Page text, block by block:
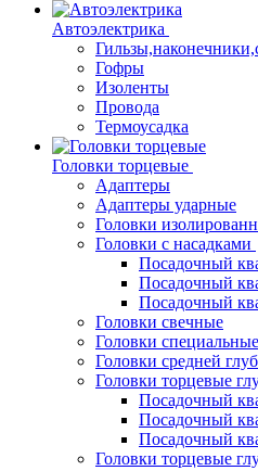
Автоэлектрика
Гофры
Изоленты
Провода
Термоусадка
Головки торцевые
Адаптеры
Адаптеры ударные
Головки
Головки с насадками
Посадочный
Посадочный
Посадочный
Головки свечные
Головки специальные
Головки средней
Головки торцевые
Посадочный
Посадочный
Посадочный
Головки торцевые